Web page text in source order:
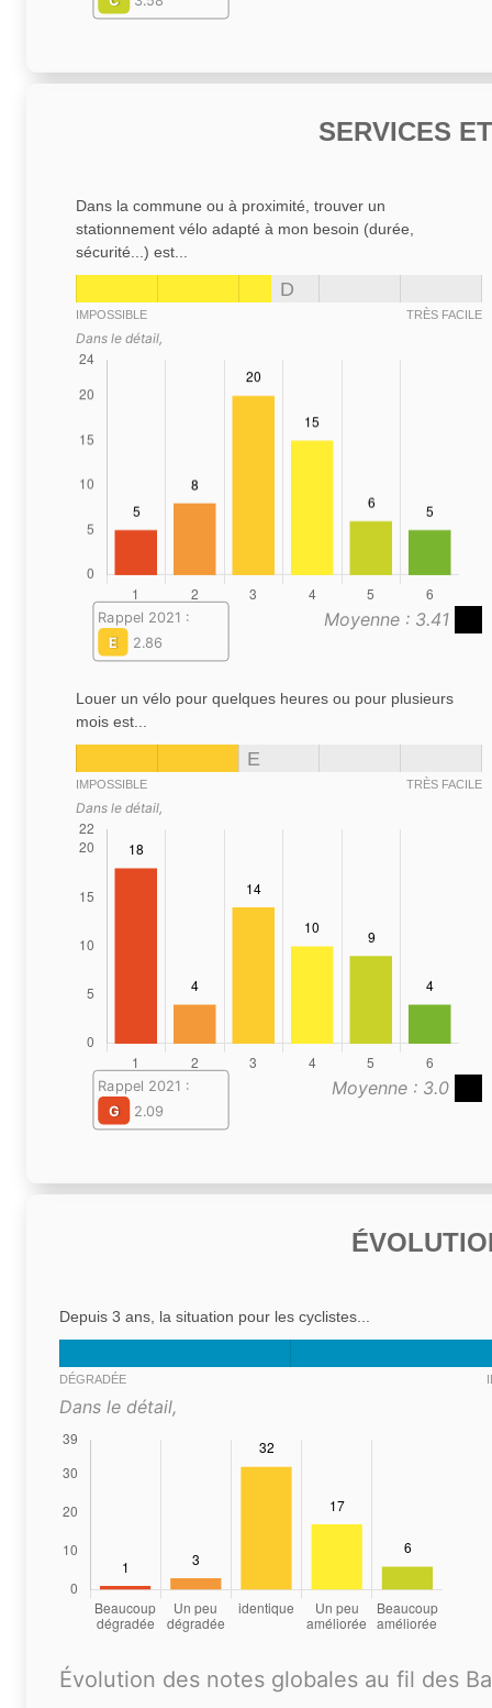
SERVICES
Dans la commune ou à proximité, trouver un
stationnement vélo adapté à mon besoin (durée,
sécurité...) est...
D
IMPOSSIBLE TRÈS FACILE
Dans le détail,
Moyenne : 3.41
Rappel 2021 :
E
2.86
Louer un vélo pour quelques heures ou pour plusieurs
mois est...
E
IMPOSSIBLE TRÈS FACILE
Dans le détail,
Moyenne : 3.0
Rappel 2021 :
G
2.09
Depuis 3 ans, la situation pour les cyclistes...
DÉGRADÉE
Dans le détail,
Évolution des notes globales au fil des